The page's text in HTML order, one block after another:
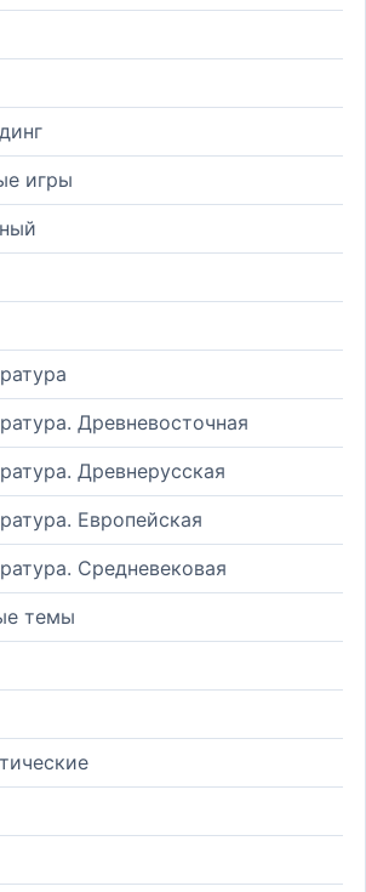
игры
Древневосточная
Древнерусская
Европейская
Средневековая
темы